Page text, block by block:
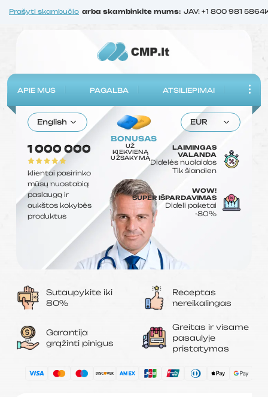
Prašyti skambučio arba skambinkite mums: JAV: +1 800 981 5864
APIE MUS PAGALBA ATSILIEPIMAI
BONUSAS
UŽ
KIEKVIENĄ
UŽSAKYMĄ
English EUR
1 000 000
klientai pasirinko
mūsų nuostabią
paslaugą ir
aukštos kokybės
produktus
LAIMINGAS
VALANDA
Didelės nuolaidos
Tik šiandien
WOW!
SUPER IŠPARDAVIMAS
Dideli paketai
-80%
Sutaupykite iki
80%
Receptas
nereikalingas
Garantija
grąžinti pinigus
Greitas ir visame
pasaulyje
pristatymas